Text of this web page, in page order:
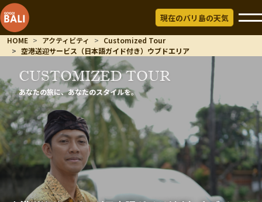
現在のバリ島の天気
HOME アクティビティ
Customized Tour
空港送迎サービス（日本語ガイド付き）ウブドエリア
CUSTOMIZED TOUR
あなたの旅に、あなたのスタイルを。